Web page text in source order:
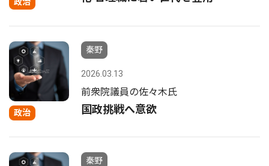
政治
秦野
2026.03.13
前衆院議員の佐々木氏
国政挑戦へ意欲
秦野